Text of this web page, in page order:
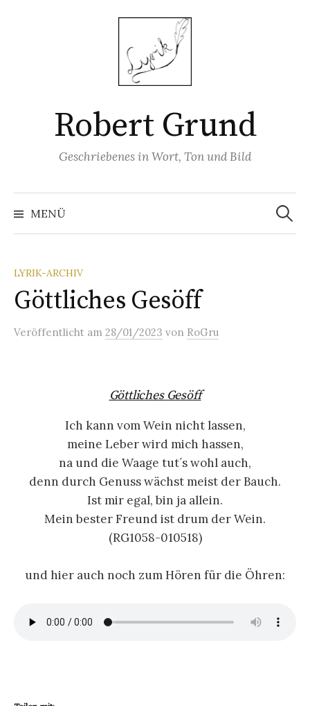
Robert Grund
Geschriebenes in Wort, Ton und Bild
MENÜ
Suchen
nach:
LYRIK-ARCHIV
Göttliches Gesöff
Veröffentlicht am 28/01/2023 von RoGru
Göttliches Gesöff
Ich kann vom Wein nicht lassen,
meine Leber wird mich hassen,
na und die Waage tut´s wohl auch,
denn durch Genuss wächst meist der Bauch.
Ist mir egal, bin ja allein.
Mein bester Freund ist drum der Wein.
(RG1058-010518)
und hier auch noch zum Hören für die Öhren: